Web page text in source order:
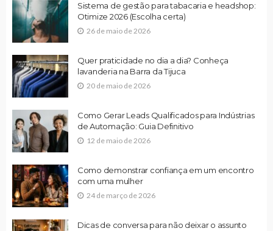
Sistema de gestão para tabacaria e headshop:
Otimize 2026 (Escolha certa)
26 de maio de 2026
Quer praticidade no dia a dia? Conheça
lavanderia na Barra da Tijuca
20 de maio de 2026
Como Gerar Leads Qualificados para Indústrias
de Automação: Guia Definitivo
12 de maio de 2026
Como demonstrar confiança em um encontro
com uma mulher
24 de março de 2026
Dicas de conversa para não deixar o assunto